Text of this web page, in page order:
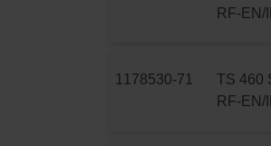
RF-EN/
1178530-71
TS 460 S28 T404 AR/I 0
RF-EN/